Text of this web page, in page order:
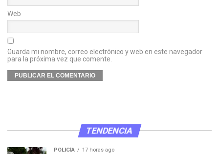
Web
Guarda mi nombre, correo electrónico y web en este navegador
para la próxima vez que comente.
TENDENCIA
POLICÍA 17 horas ago